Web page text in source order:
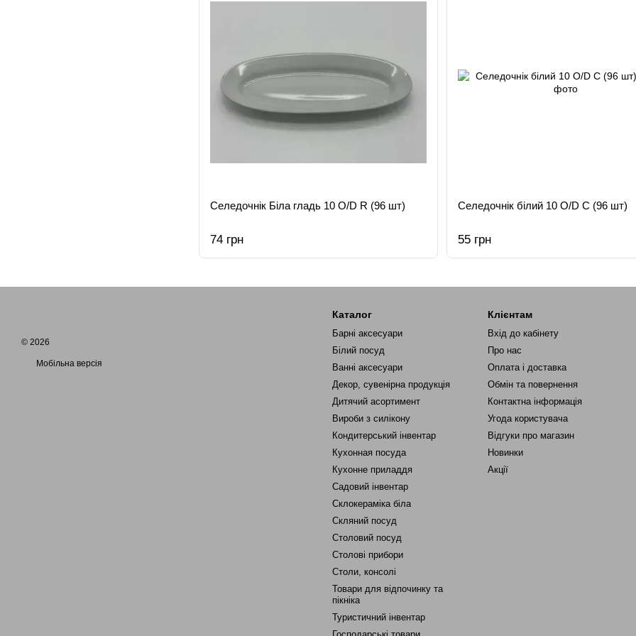
Селедочнік Біла гладь 10 O/D R (96 шт)
74 грн
Селедочнік білий 10 O/D C (96 шт)
55 грн
© 2026
Мобільна версія
Каталог
Барні аксесуари
Білий посуд
Ванні аксесуари
Декор, сувенірна продукція
Дитячий асортимент
Вироби з силікону
Кондитерський інвентар
Кухонная посуда
Кухонне приладдя
Садовий інвентар
Склокераміка біла
Скляний посуд
Столовий посуд
Столові прибори
Столи, консолі
Товари для відпочинку та
пікніка
Туристичний інвентар
Клієнтам
Вхід до кабінету
Про нас
Оплата і доставка
Обмін та повернення
Контактна інформація
Угода користувача
Відгуки про магазин
Новинки
Акції